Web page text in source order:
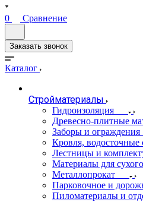
0 Сравнение
Заказать звонок
Каталог
Стройматериалы
Гидроизоляция
Древесно-плитные
Заборы и ограждения
Кровля, водосточные
Лестницы и
Материалы для
Металлопрокат
Парковочное и
Пиломатериалы и